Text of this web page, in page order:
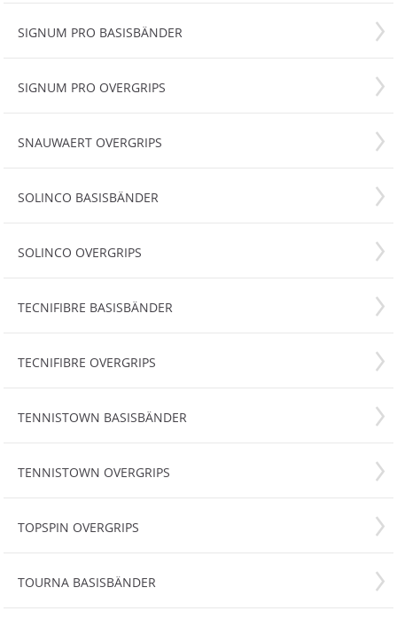
SIGNUM PRO BASISBÄNDER
SIGNUM PRO OVERGRIPS
SNAUWAERT OVERGRIPS
SOLINCO BASISBÄNDER
SOLINCO OVERGRIPS
TECNIFIBRE BASISBÄNDER
TECNIFIBRE OVERGRIPS
TENNISTOWN BASISBÄNDER
TENNISTOWN OVERGRIPS
TOPSPIN OVERGRIPS
TOURNA BASISBÄNDER